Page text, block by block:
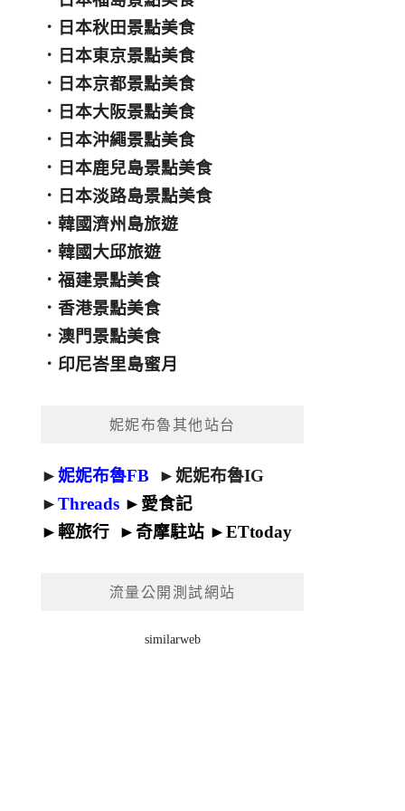
． 日本秋田景點美食
． 日本東京景點美食
． 日本京都景點美食
． 日本大阪景點美食
． 日本沖繩景點美食
． 日本鹿兒島景點美食
． 日本淡路島景點美食
．韓國濟州島旅遊
．韓國大邱旅遊
．福建景點美食
．香港景點美食
．澳門景點美食
． 印尼峇里島蜜月
妮妮布魯其他站台
►妮妮布魯FB ►妮妮布魯IG
►Threads ► 愛食記
►輕旅行 ► 奇摩駐站 ►ETtoday
流量公開測試網站
similarweb